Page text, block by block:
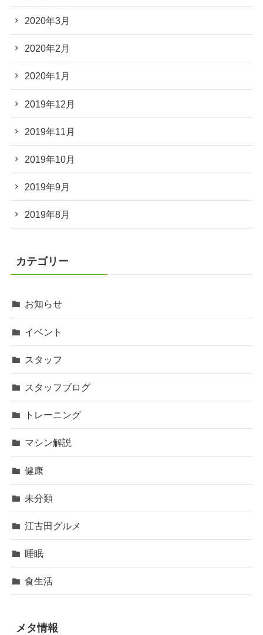
2020年3月
2020年2月
2020年1月
2019年12月
2019年11月
2019年10月
2019年9月
2019年8月
カテゴリー
お知らせ
イベント
スタッフ
スタッフブログ
トレーニング
マシン解説
健康
未分類
江古田グルメ
睡眠
食生活
メタ情報